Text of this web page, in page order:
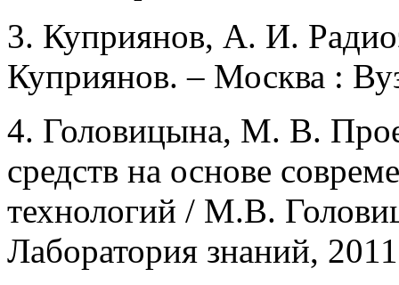
3. Куприянов, А. И.
Куприянов. – Москва :
4. Головицына, М. В.
средств на основе
технологий / М.В.
Лаборатория знаний,